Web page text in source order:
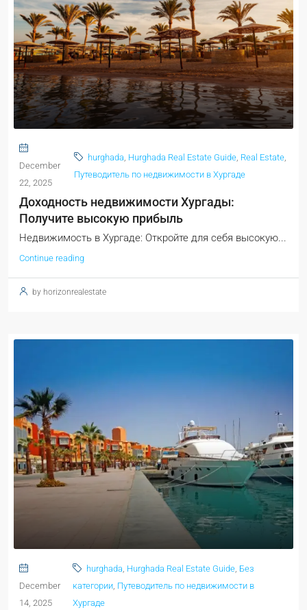
December
22, 2025
hurghada Hurghada Real Estate Guide Real Estate
Путеводитель по недвижимости в Хургаде
Доходность недвижимости Хургады:
Получите высокую прибыль
Недвижимость в Хургаде: Откройте для себя высокую...
Continue reading
by horizonrealestate
December
14, 2025
hurghada, Hurghada Real Estate Guide, Без
категории, Путеводитель по недвижимости в
Хургаде